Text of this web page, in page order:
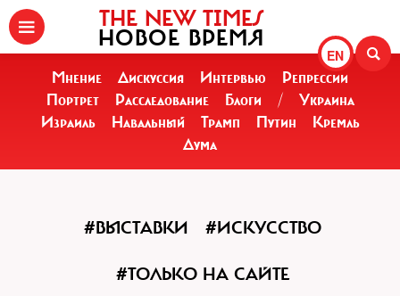
EN
THE NEW TIMES
НОВОЕ ВРЕМЯ
Мнение Дискуссия Интервью
Репрессии
Портрет
Расследование Блоги /
Украина
Израиль
Навальный Трамп Путин
Кремль
Дума
#ВЫСТАВКИ #ИСКУССТВО
#ТОЛЬКО НА САЙТЕ